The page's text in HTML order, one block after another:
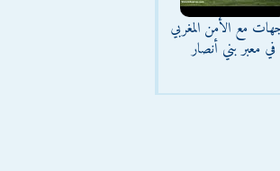
مع الأمن المغربي
في معبر بني أنصار